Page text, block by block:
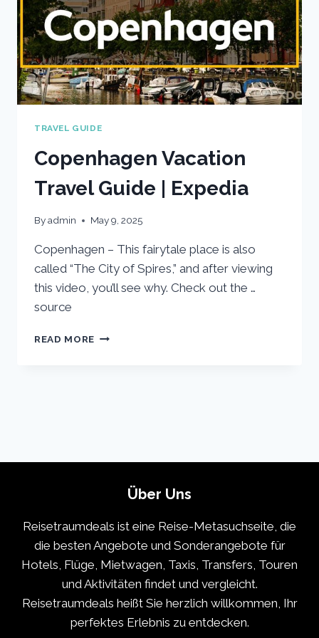
TRAVEL GUIDE
Copenhagen Vacation
Travel Guide | Expedia
Byadmin May 9, 2025
Copenhagen – This fairytale place is also
called “The City of Spires,” and after viewing
this video, you’ll see why. Check out the …
source
READ MORE COPENHAGEN
Über Uns
Reisetraumdeals ist eine Reise-Metasuchseite, die
die besten Angebote und Sonderangebote für
Hotels, Flüge, Mietwagen, Taxis, Transfers, Touren
und Aktivitäten findet und vergleicht.
Reisetraumdeals heißt Sie herzlich willkommen, Ihr
perfektes Erlebnis zu entdecken.